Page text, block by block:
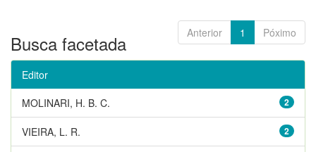
Anterior 1 Póximo
Busca facetada
Editor
2
MOLINARI, H. B. C.
2
VIEIRA, L. R.